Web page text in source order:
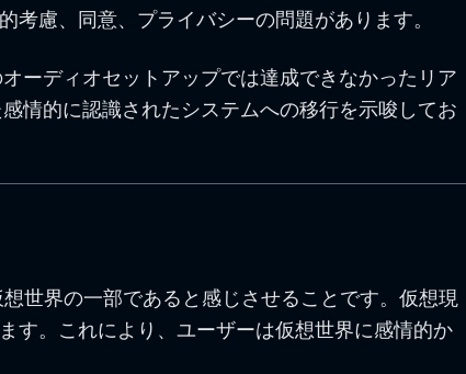
慮、同意、プライバシーの問題があります。
ーディオセットアップでは達成できなかったリア
情的に認識されたシステムへの移行を示唆してお
世界の一部であると感じさせることです。仮想現
す。これにより、ユーザーは仮想世界に感情的か